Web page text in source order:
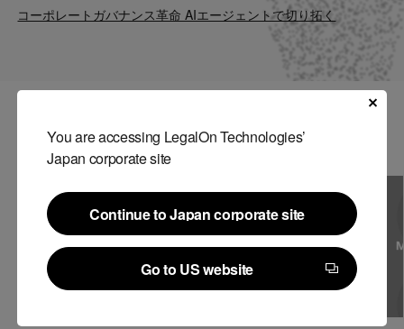
Contact
You are accessing LegalOn Technologies’
Japan corporate site
Continue to Japan corporate site
Continue to Japan corporate site
Go to US website
Go to US website
コーポレートガバナンス革命 AIエージェントで切り拓く
関連記事